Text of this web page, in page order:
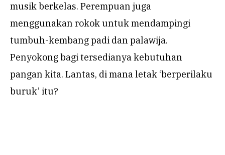
musik berkelas. Perempuan juga
menggunakan rokok untuk mendampingi
tumbuh-kembang padi dan palawija.
Penyokong bagi tersedianya kebutuhan
pangan kita. Lantas, di mana letak ‘berperilaku
buruk’ itu?